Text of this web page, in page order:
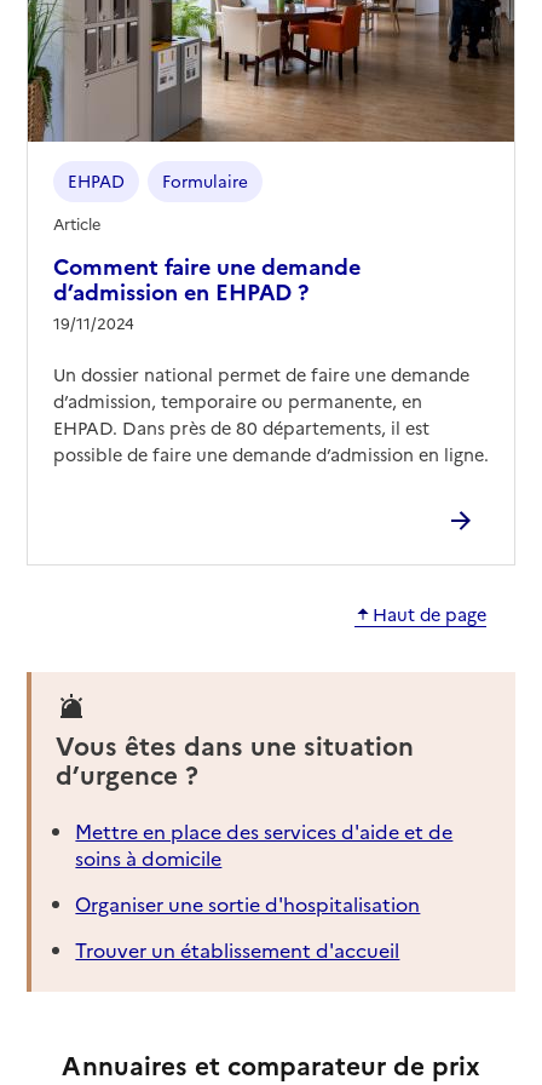
Contact
Site internet
Rapport HAS
Voir les prix et prestations
Mis à jour le : 23/03/2026
EHPAD Édilys La Vallée
Adresse
2 allee de la Goélette
35400-Saint-Malo
Contact
Site internet
Rapport HAS
Voir les prix et prestations
Résidence AOLYS La Fontaine au Lièvre
02 99 82 40 88
Contact
Site internet
Rapport HAS
Source des données : Finess n° 350046108
EHPAD Résidence Boris Antonoff
02 99 21 08 70
Comment faire une demande
d’admission en EHPAD ?
19/11/2024
EHPAD Formulaire
Article
Un dossier national permet de faire une demande
d’admission, temporaire ou permanente, en
EHPAD. Dans près de 80 départements, il est
possible de faire une demande d’admission en ligne.
Haut de page
Vous êtes dans une situation
d’urgence ?
Mettre en place des services d'aide et de
soins à domicile
Organiser une sortie d'hospitalisation
Trouver un établissement d'accueil
Annuaires et comparateur de prix